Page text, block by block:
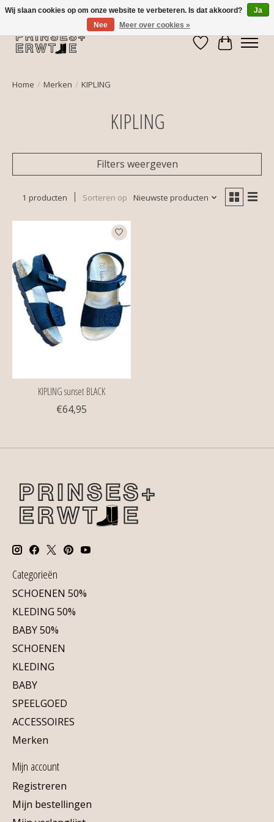
Verlanglijst
Home / Merken / KIPLING
KIPLING
Filters weergeven
1 producten Sorteren op Nieuwste producten
KIPLING sunset BLACK
€64,95
Categorieën
SCHOENEN 50%
KLEDING 50%
BABY 50%
SCHOENEN
KLEDING
BABY
SPEELGOED
ACCESSOIRES
Merken
Mijn account
Registreren
Mijn bestellingen
Wij slaan cookies op om onze website te verbeteren. Is dat akkoord?
Ja
Nee
Meer over cookies »